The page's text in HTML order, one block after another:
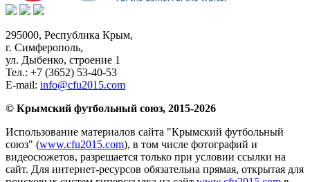
295000, Республика Крым,
г. Симферополь,
ул. Дыбенко, строение 1
Тел.: +7 (3652) 53-40-53
E-mail: info@cfu2015.com
© Крымский футбольный союз, 2015-2026
Использование материалов сайта "Крымский футбольный
союз" (www.cfu2015.com), в том числе фотографий и
видеосюжетов, разрешается только при условии ссылки на
сайт. Для интернет-ресурсов обязательна прямая, открытая для